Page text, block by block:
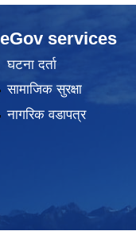
eGov services
घटना दर्ता
सामाजिक सुरक्षा
नागरिक वडापत्र